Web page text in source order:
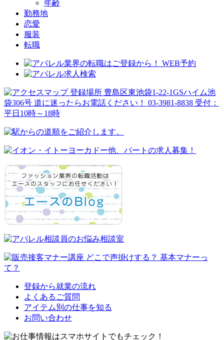
年齢
勤務地
恋愛
服装
転職
登録から就業の流れ
よくあるご質問
アイテム別の仕事を知る
お問い合わせ